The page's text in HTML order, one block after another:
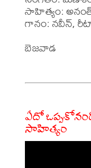
సాహిత్యం:
గానం: నవీన్,
బెజవాడ
ఏదో
సాహిత్యం